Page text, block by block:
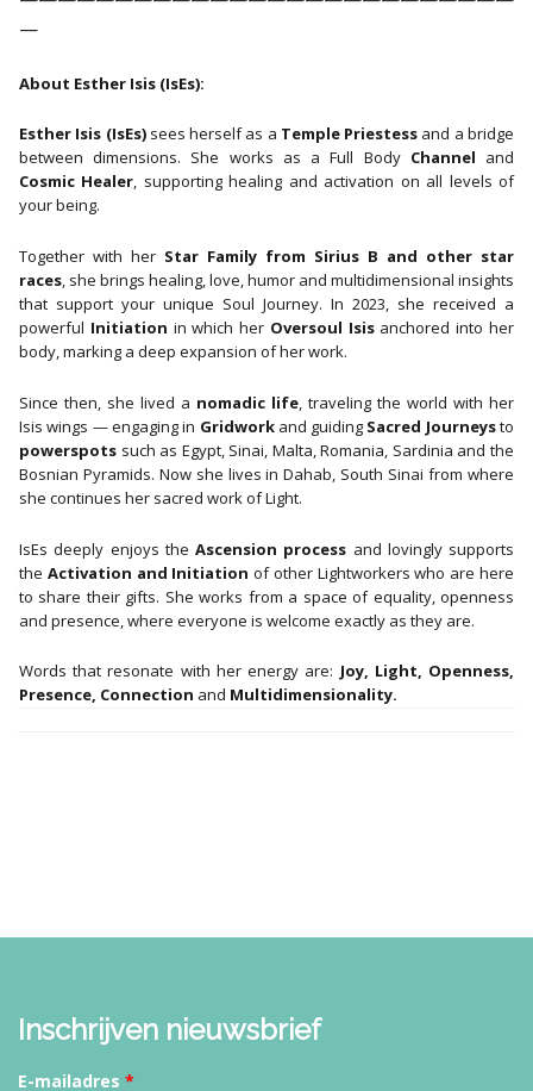
—
About Esther Isis (IsEs):
Esther Isis (IsEs)sees herself as a Temple Priestess and a bridge
between dimensions. She works as a Full Body Channel and
Cosmic Healer, supporting healing and activation on all levels of
your being.
Together with her Star Family from Sirius B and other star
races, she brings healing, love, humor and multidimensional insights
that support your unique Soul Journey. In 2023, she received a
powerful Initiation in which her Oversoul Isisanchored into her
body, marking a deep expansion of her work.
Since then, she lived a nomadic life, traveling the world with her
Isis wings — engaging in Gridworkand guiding Sacred Journeysto
powerspots such as Egypt, Sinai, Malta, Romania, Sardinia and the
Bosnian Pyramids. Now she lives in Dahab, South Sinai from where
she continues her sacred work of Light.
IsEs deeply enjoys the Ascension process and lovingly supports
the Activation and Initiation of other Lightworkers who are here
to share their gifts. She works from a space of equality, openness
and presence, where everyone is welcome exactly as they are.
Words that resonate with her energy are: Joy, Light, Openness,
Presence, Connection and Multidimensionality.
Inschrijven nieuwsbrief
E-mailadres *